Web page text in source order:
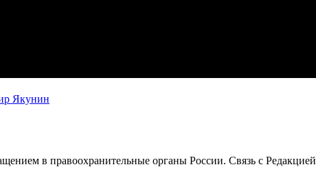
Якунин
в правоохранительные органы России. Связь с Редакцией